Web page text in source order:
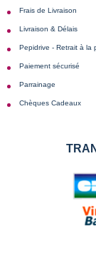
Frais de Livraison
Livraison & Délais
Pepidrive - Retrait à la
Paiement sécurisé
Parrainage
Chèques Cadeaux